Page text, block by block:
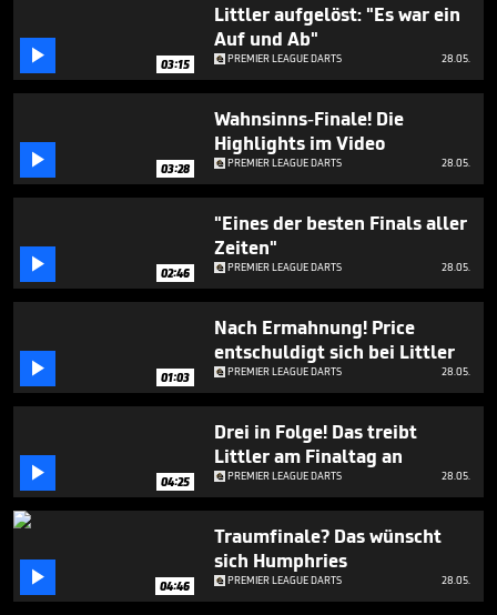
seconds
 03:15
Littler aufgelöst: "Es war ein
Auf und Ab"
PREMIER LEAGUE DARTS 28.05.
 03:28
Wahnsinns-Finale! Die
Highlights im Video
PREMIER LEAGUE DARTS 28.05.
 02:46
"Eines der besten Finals aller
Zeiten"
PREMIER LEAGUE DARTS 28.05.
 01:03
Nach Ermahnung! Price
entschuldigt sich bei Littler
PREMIER LEAGUE DARTS 28.05.
 04:25
Drei in Folge! Das treibt
Littler am Finaltag an
PREMIER LEAGUE DARTS 28.05.
 04:46
Traumfinale? Das wünscht
sich Humphries
PREMIER LEAGUE DARTS 28.05.